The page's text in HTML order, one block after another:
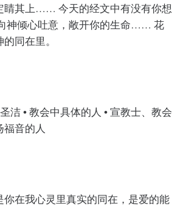
睛其上…… 今天的经文中有没有你想
神倾心吐意，敞开你的生命…… 花
同在里。
洁 • 教会中具体的人 • 宣教士、教会
音的人
在我心灵里真实的同在，是爱的能